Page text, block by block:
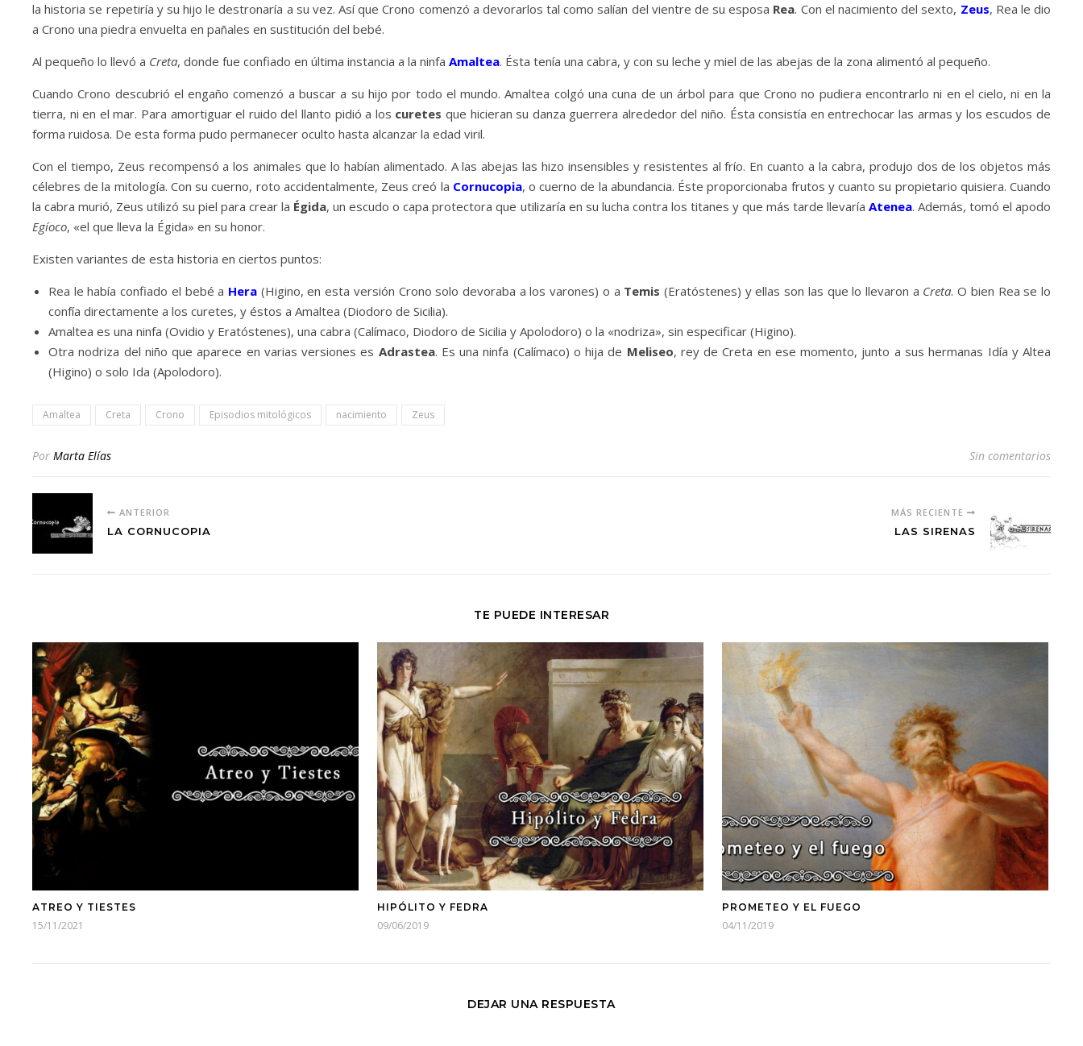
la historia se repetiría y su hijo le destronaría a su vez. Así que Crono comenzó a devorarlos tal como salían del vientre de su esposa Rea. Con el nacimiento del sexto, Zeus, Rea le dio
a Crono una piedra envuelta en pañales en sustitución del bebé.
Al pequeño lo llevó a Creta, donde fue confiado en última instancia a la ninfa Amaltea. Ésta tenía una cabra, y con su leche y miel de las abejas de la zona alimentó al pequeño.
Cuando Crono descubrió el engaño comenzó a buscar a su hijo por todo el mundo. Amaltea colgó una cuna de un árbol para que Crono no pudiera encontrarlo ni en el cielo, ni en la
tierra, ni en el mar. Para amortiguar el ruido del llanto pidió a los curetes que hicieran su danza guerrera alrededor del niño. Ésta consistía en entrechocar las armas y los escudos de
forma ruidosa. De esta forma pudo permanecer oculto hasta alcanzar la edad viril.
Con el tiempo, Zeus recompensó a los animales que lo habían alimentado. A las abejas las hizo insensibles y resistentes al frío. En cuanto a la cabra, produjo dos de los objetos más
célebres de la mitología. Con su cuerno, roto accidentalmente, Zeus creó la Cornucopia, o cuerno de la abundancia. Éste proporcionaba frutos y cuanto su propietario quisiera. Cuando
la cabra murió, Zeus utilizó su piel para crear la Égida, un escudo o capa protectora que utilizaría en su lucha contra los titanes y que más tarde llevaría Atenea. Además, tomó el apodo
Egíoco, «el que lleva la Égida» en su honor.
Existen variantes de esta historia en ciertos puntos:
Rea le había confiado el bebé a Hera (Higino, en esta versión Crono solo devoraba a los varones) o a Temis (Eratóstenes) y ellas son las que lo llevaron a Creta. O bien Rea se lo
confía directamente a los curetes, y éstos a Amaltea (Diodoro de Sicilia).
Amaltea es una ninfa (Ovidio y Eratóstenes), una cabra (Calímaco, Diodoro de Sicilia y Apolodoro) o la «nodriza», sin especificar (Higino).
Otra nodriza del niño que aparece en varias versiones es Adrastea. Es una ninfa (Calímaco) o hija de Meliseo, rey de Creta en ese momento, junto a sus hermanas Idía y Altea
(Higino) o solo Ida (Apolodoro).
Amaltea Creta Crono Episodios mitológicos nacimiento Zeus
Por Marta Elías Sin comentarios
ANTERIOR
LA CORNUCOPIA
MÁS RECIENTE
LAS SIRENAS
TE PUEDE INTERESAR
ATREO Y TIESTES
15/11/2021
HIPÓLITO Y FEDRA
09/06/2019
PROMETEO Y EL FUEGO
04/11/2019
DEJAR UNA RESPUESTA